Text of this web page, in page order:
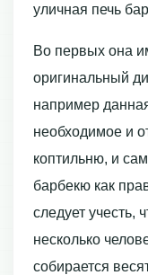
уличная печь
Во первых она
оригинальный
например
необходимое и
коптильню, и
барбекю как
следует учесть,
несколько
собирается